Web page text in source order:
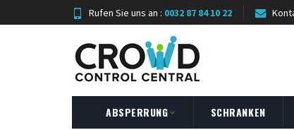
Rufen Sie uns an : 0032 87 84 10 22
ABSPERRUNG SCHRANKEN